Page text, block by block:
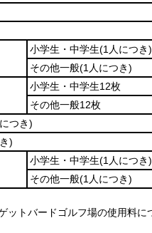
小学生・中学生(1人につき)
その他一般(1人につき)
小学生・中学生12枚
その他一般12枚
つき)
)
小学生・中学生(1人につき)
その他一般(1人につき)
トバードゴルフ場の使用料に